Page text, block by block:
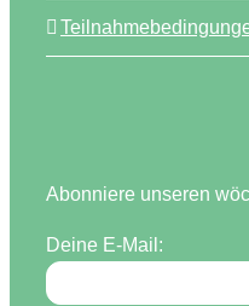
Abonniere unseren
Deine E-Mail: